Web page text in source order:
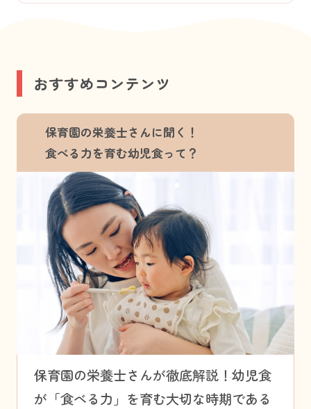
おすすめコンテンツ
保育園の栄養士さんに聞く！
食べる力を育む幼児食って？
保育園の栄養士さんが徹底解説！幼児食
が「食べる力」を育む大切な時期である